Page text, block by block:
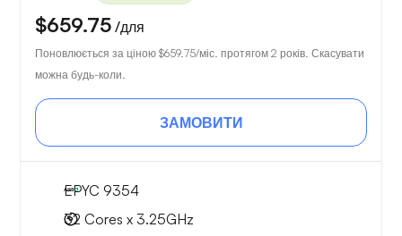
$659.75 /для
Поновлюється за ціною $659.75/міс. протягом 2 років. Скасувати
можна будь-коли.
ЗАМОВИТИ
EPYC 9354
32 Cores x 3.25GHz